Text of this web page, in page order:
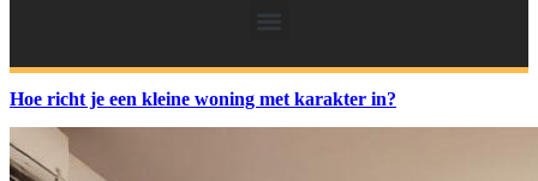
Hoe richt je een kleine woning met karakter in?